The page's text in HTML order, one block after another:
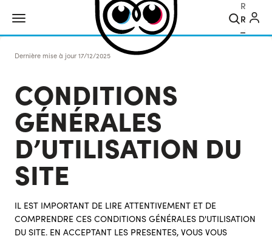
Dernière mise à jour 17/12/2025
CONDITIONS
GÉNÉRALES
D’UTILISATION DU
SITE
IL EST IMPORTANT DE LIRE ATTENTIVEMENT ET DE
COMPRENDRE CES CONDITIONS GÉNÉRALES D'UTILISATION
DU SITE. EN ACCEPTANT LES PRESENTES, VOUS VOUS